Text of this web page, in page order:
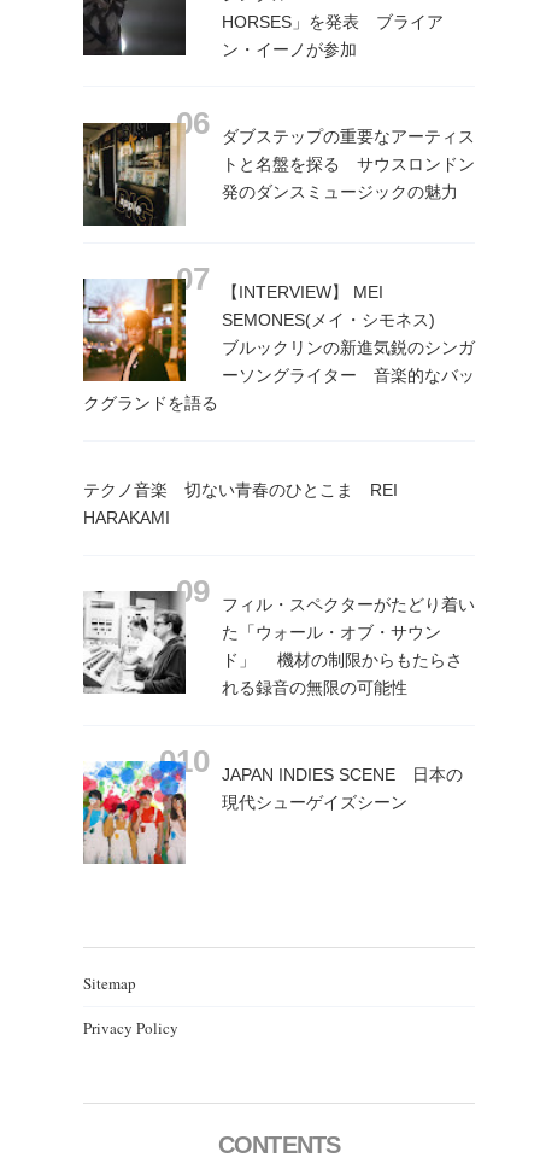
HORSES」を発表 ブライア
ン・イーノが参加
ダブステップの重要なアーティス
トと名盤を探る サウスロンドン
発のダンスミュージックの魅力
【INTERVIEW】 MEI
SEMONES(メイ・シモネス)
ブルックリンの新進気鋭のシンガ
ーソングライター 音楽的なバッ
クグランドを語る
テクノ音楽 切ない青春のひとこま REI
HARAKAMI
フィル・スペクターがたどり着い
た「ウォール・オブ・サウン
ド」 機材の制限からもたらさ
れる録音の無限の可能性
JAPAN INDIES SCENE 日本の
現代シューゲイズシーン
Sitemap
Privacy Policy
CONTENTS